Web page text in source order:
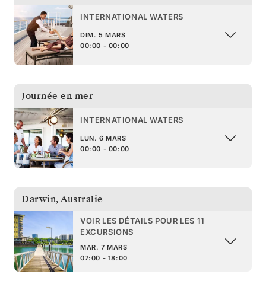
INTERNATIONAL WATERS
DIM. 5 MARS
00:00 - 00:00
Journée en mer
INTERNATIONAL WATERS
LUN. 6 MARS
00:00 - 00:00
Darwin,Australie
VOIR LES DÉTAILS POUR LES 11
EXCURSIONS
MAR. 7 MARS
07:00 - 18:00